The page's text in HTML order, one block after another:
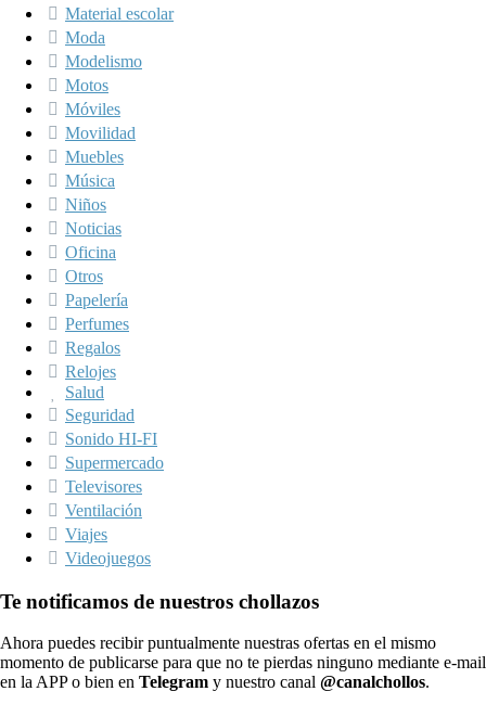
Material escolar
Moda
Modelismo
Motos
Móviles
Movilidad
Muebles
Música
Niños
Noticias
Oficina
Otros
Papelería
Perfumes
Regalos
Relojes
Salud
Seguridad
Sonido HI-FI
Supermercado
Televisores
Ventilación
Viajes
Videojuegos
Te notificamos de nuestros chollazos
Ahora puedes recibir puntualmente nuestras ofertas en el mismo
momento de publicarse para que no te pierdas ninguno mediante e-mail
en la APP o bien en Telegram y nuestro canal @canalchollos.